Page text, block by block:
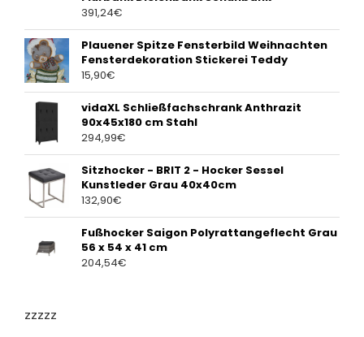
391,24€
Plauener Spitze Fensterbild Weihnachten
Fensterdekoration Stickerei Teddy
15,90€
vidaXL Schließfachschrank Anthrazit
90x45x180 cm Stahl
294,99€
Sitzhocker - BRIT 2 - Hocker Sessel
Kunstleder Grau 40x40cm
132,90€
Fußhocker Saigon Polyrattangeflecht Grau
56 x 54 x 41 cm
204,54€
zzzzz